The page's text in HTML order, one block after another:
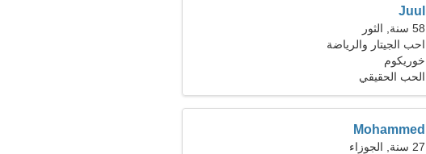
Juul
58 سنة, الثور
احب الجيتار والرياضة
خوريكوم
الحب الحقيقي
Mohammed
27 سنة, الجوزاء